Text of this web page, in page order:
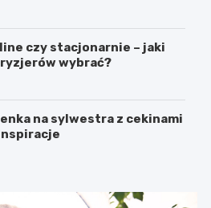
czy stacjonarnie – jaki
wybrać?
na sylwestra z cekinami